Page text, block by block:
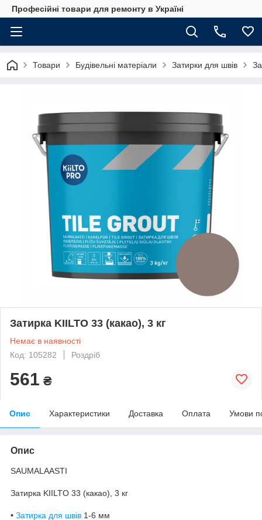
Професійні товари для ремонту в Україні
Товари Будівельні матеріали Затирки для швів
Затирка KIILTO 33 (какао), 3 кг
Немає в наявності
Код: 105282
Роздріб
561 ₴
Опис Характеристики Доставка Оплата Умови
Опис
SAUMALAASTI
Затирка KIILTO 33 (какао), 3 кг
• Затирка для швів 1-6 мм